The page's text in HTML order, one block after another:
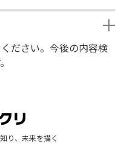
ださい。今後の内容検
り、未来を描く